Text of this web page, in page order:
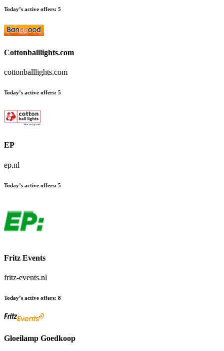
Today’s active offers: 5
Cottonballlights.com
cottonballlights.com
Today’s active offers: 5
EP
ep.nl
Today’s active offers: 5
Fritz Events
fritz-events.nl
Today’s active offers: 8
Gloeilamp Goedkoop